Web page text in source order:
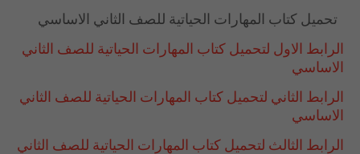
تحميل كتاب المهارات الحياتية للصف الثاني الاساسي
الرابط الاول لتحميل كتاب المهارات الحياتية للصف الثاني
الاساسي
الرابط الثاني لتحميل كتاب المهارات الحياتية للصف الثاني
الاساسي
الرابط الثالث لتحميل كتاب المهارات الحياتية للصف الثاني